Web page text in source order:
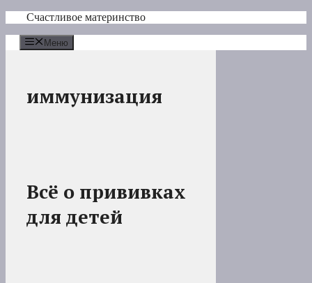
Перейти
содержимому
Счастливое материнство
Меню
иммунизация
Всё о прививках
для детей